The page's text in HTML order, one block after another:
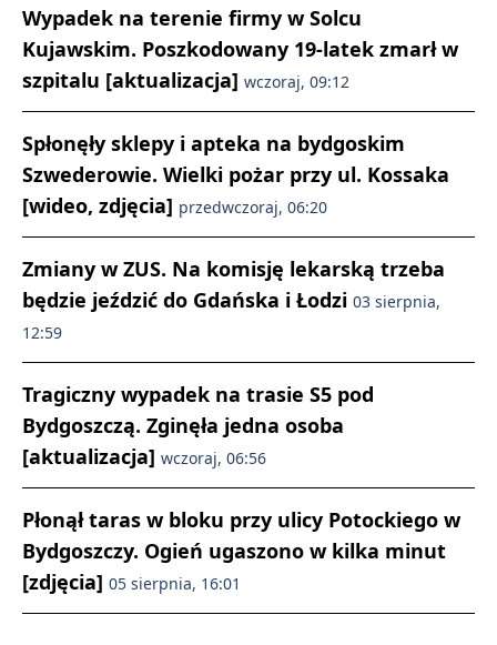
Wypadek na terenie firmy w Solcu
Kujawskim. Poszkodowany 19-latek zmarł w
szpitalu [aktualizacja] wczoraj, 09:12
Spłonęły sklepy i apteka na bydgoskim
Szwederowie. Wielki pożar przy ul. Kossaka
[wideo, zdjęcia] przedwczoraj, 06:20
Zmiany w ZUS. Na komisję lekarską trzeba
będzie jeździć do Gdańska i Łodzi 03 sierpnia,
12:59
Tragiczny wypadek na trasie S5 pod
Bydgoszczą. Zginęła jedna osoba
[aktualizacja] wczoraj, 06:56
Płonął taras w bloku przy ulicy Potockiego w
Bydgoszczy. Ogień ugaszono w kilka minut
[zdjęcia] 05 sierpnia, 16:01